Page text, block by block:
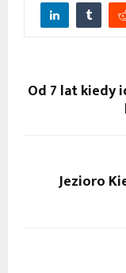
Od 7 lat kiedy
Jezioro